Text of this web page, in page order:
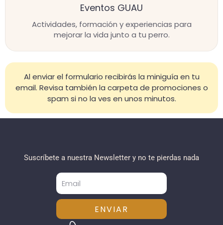
Eventos GUAU
Actividades, formación y experiencias para
mejorar la vida junto a tu perro.
Al enviar el formulario recibirás la miniguía en tu
email. Revisa también la carpeta de promociones o
spam si no la ves en unos minutos.
Suscríbete a nuestra Newsletter y no te pierdas nada
ENVIAR